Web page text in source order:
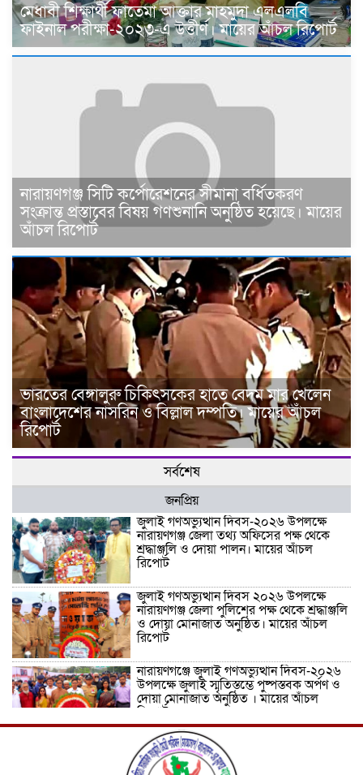
মেধাবী শিক্ষার্থী ফাতেমা আক্তার মাহমুদা এলএলবি
ফাইনাল পরীক্ষা-২০২৩-এ উত্তীর্ণ। মায়ের আঁচল রিপোর্ট
নারায়ণগঞ্জ সিটি কর্পোরেশনের সীমানা বর্ধিতকরণ
সংক্রান্ত প্রস্তাবের বিষয় গণশুনানি অনুষ্ঠিত হয়েছে। মায়ের
আঁচল রিপোর্ট
ভারতের বেঙ্গালুরু চিকিৎসকের হাতে বেদম মার খেলেন
বাংলাদেশের নাসরিন ও বিল্লাল দম্পতি। মায়ের আঁচল
রিপোর্ট
সর্বশেষ
জনপ্রিয়
জুলাই গণঅভ্যুত্থান দিবস-২০২৬ উপলক্ষে
নারায়ণগঞ্জ জেলা তথ্য অফিসের পক্ষ থেকে
শ্রদ্ধাঞ্জলি ও দোয়া পালন। মায়ের আঁচল
রিপোর্ট
জুলাই গণঅভ্যুত্থান দিবস ২০২৬ উপলক্ষে
নারায়ণগঞ্জ জেলা পুলিশের পক্ষ থেকে শ্রদ্ধাঞ্জলি
ও দোয়া মোনাজাত অনুষ্ঠিত। মায়ের আঁচল
রিপোর্ট
নারায়ণগঞ্জে জুলাই গণঅভ্যুত্থান দিবস-২০২৬
উপলক্ষে জুলাই স্মৃতিস্তম্ভে পুষ্পস্তবক অর্পণ ও
দোয়া মোনাজাত অনুষ্ঠিত । মায়ের আঁচল
রিপোর্ট
ICJ Global Media Group LLC and
SAARC Journalist Forum Sign